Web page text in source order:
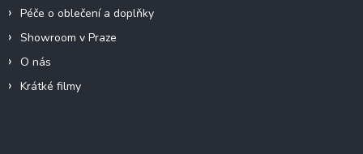
Péče o oblečení a doplňky
Showroom v Praze
O nás
Krátké filmy